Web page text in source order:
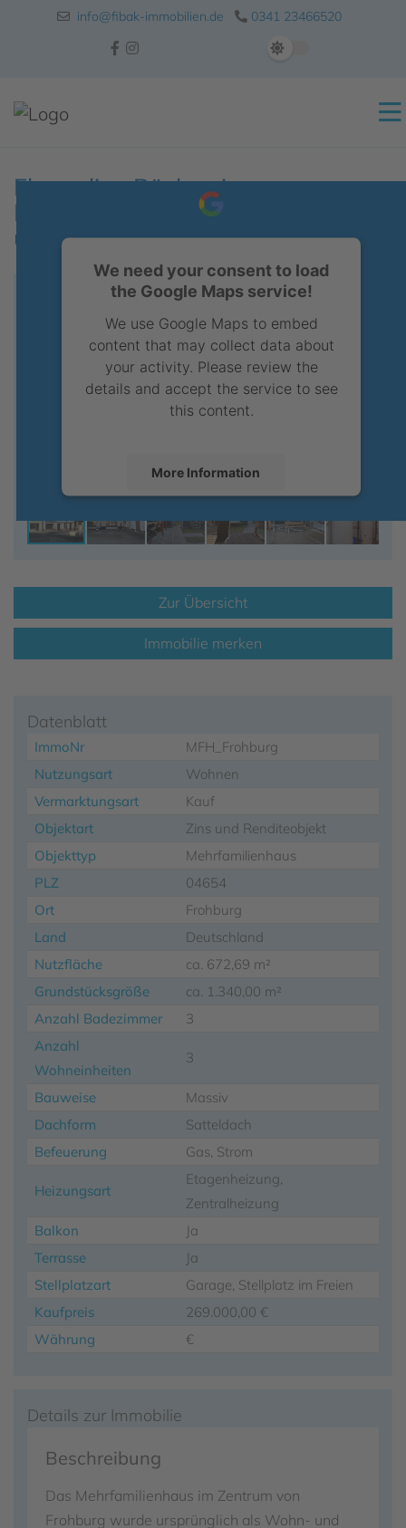
info@fibak-immobilien.de 0341 23466520
Ehemalige Bäckerei -
Investmentchance mit Bestand
und Entwicklung
Zur Übersicht
Immobilie merken
Datenblatt
ImmoNr
MFH_Frohburg
Nutzungsart
Wohnen
Vermarktungsart
Kauf
Objektart
Zins und Renditeobjekt
Objekttyp
Mehrfamilienhaus
PLZ
04654
Ort
Frohburg
Land
Deutschland
Nutzfläche
ca. 672,69 m²
Grundstücksgröße
ca. 1.340,00 m²
Anzahl Badezimmer
3
Anzahl
Wohneinheiten
3
Bauweise
Massiv
Dachform
Satteldach
Befeuerung
Gas, Strom
Heizungsart
Etagenheizung,
Zentralheizung
Balkon
Ja
Terrasse
Ja
Stellplatzart
Garage, Stellplatz im Freien
Kaufpreis
269.000,00 €
Währung
€
Details zur Immobilie
Beschreibung
Das Mehrfamilienhaus im Zentrum von
Frohburg wurde ursprünglich als Wohn- und
We need your consent to load
the Google Maps service!
We use Google Maps to embed
content that may collect data about
your activity. Please review the
details and accept the service to see
this content.
More Information
Accept